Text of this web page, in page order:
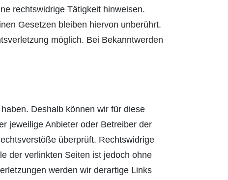
rechtswidrige Tätigkeit hinweisen.
Gesetzen bleiben hiervon unberührt.
möglich. Bei Bekanntwerden
Deshalb können wir für diese
jeweilige Anbieter oder Betreiber der
überprüft. Rechtswidrige
der verlinkten Seiten ist jedoch ohne
werden wir derartige Links